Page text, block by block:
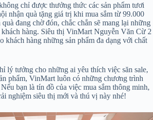
chỉ được thưởng thức các sản phẩm tươi
nhận quà tặng giá trị khi mua sắm từ 99.000
đang chờ đón, chắc chắn sẽ mang lại những
hàng. Siêu thị VinMart Nguyễn Văn Cừ 2
khách hàng những sản phẩm đa dạng với chất
lý tưởng cho những ai yêu thích việc săn sale,
phẩm, VinMart luôn có những chương trình
bạn là tín đồ của việc mua sắm thông minh,
nghiệm siêu thị mới và thú vị này nhé!